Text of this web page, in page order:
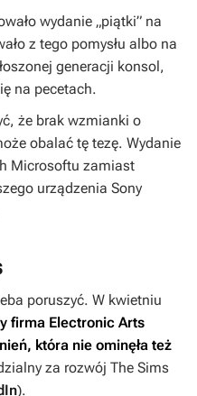
wydanie „piątki” na
z tego pomysłu albo na
generacji konsol,
na pecetach.
że brak wzmianki o
obalać tę tezę. Wydanie
Microsoftu zamiast
urządzenia Sony
poruszyć. W kwietniu
firma Electronic Arts
która nie ominęła też
za rozwój The Sims
).